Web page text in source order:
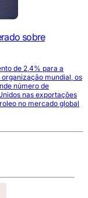
sobre
de 2,4% para a
mundial, os
número de
nas exportações
no mercado global